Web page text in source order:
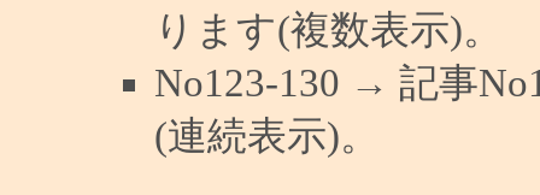
ります(複数表示)。
No123-130 → 記事
(連続表示)。